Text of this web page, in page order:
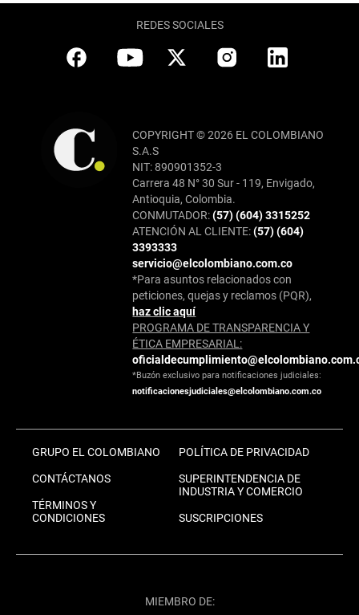
REDES SOCIALES
COPYRIGHT © 2026 EL COLOMBIANO
S.A.S
NIT: 890901352-3
Carrera 48 N° 30 Sur - 119, Envigado,
Antioquia, Colombia.
CONMUTADOR:(57) (604) 3315252
ATENCIÓN AL CLIENTE:(57) (604)
3393333
servicio@elcolombiano.com.co
*Para asuntos relacionados con
peticiones, quejas y reclamos (PQR),
haz clic aquí
PROGRAMA DE TRANSPARENCIA Y
ÉTICA EMPRESARIAL:
*Buzón exclusivo para notificaciones judiciales:
notificacionesjudiciales@elcolombiano.com.co
GRUPO EL COLOMBIANO
CONTÁCTANOS
TÉRMINOS Y
CONDICIONES
POLÍTICA DE PRIVACIDAD
SUPERINTENDENCIA DE
INDUSTRIA Y COMERCIO
SUSCRIPCIONES
MIEMBRO DE: